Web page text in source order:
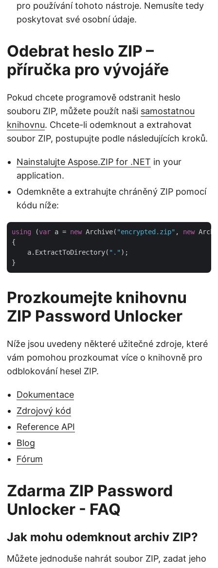
pro používání tohoto nástroje. Nemusíte tedy
poskytovat své osobní údaje.
Odebrat heslo ZIP –
příručka pro vývojáře
Pokud chcete programově odstranit heslo
souboru ZIP, můžete použít naši samostatnou
knihovnu. Chcete-li odemknout a extrahovat
soubor ZIP, postupujte podle následujících kroků.
Nainstalujte Aspose.ZIP for .NET in your
application.
Odemkněte a extrahujte chráněný ZIP pomocí
kódu níže:
using (var a = new Archive( "encrypted.zip" , new
{
    a.ExtractToDirectory(
"." );
Prozkoumejte knihovnu
ZIP Password Unlocker
Níže jsou uvedeny některé užitečné zdroje, které
vám pomohou prozkoumat více o knihovně pro
odblokování hesel ZIP.
Dokumentace
Zdrojový kód
Reference API
Blog
Fórum
Zdarma ZIP Password
Unlocker - FAQ
Jak mohu odemknout archiv ZIP?
Můžete jednoduše nahrát soubor ZIP, zadat jeho